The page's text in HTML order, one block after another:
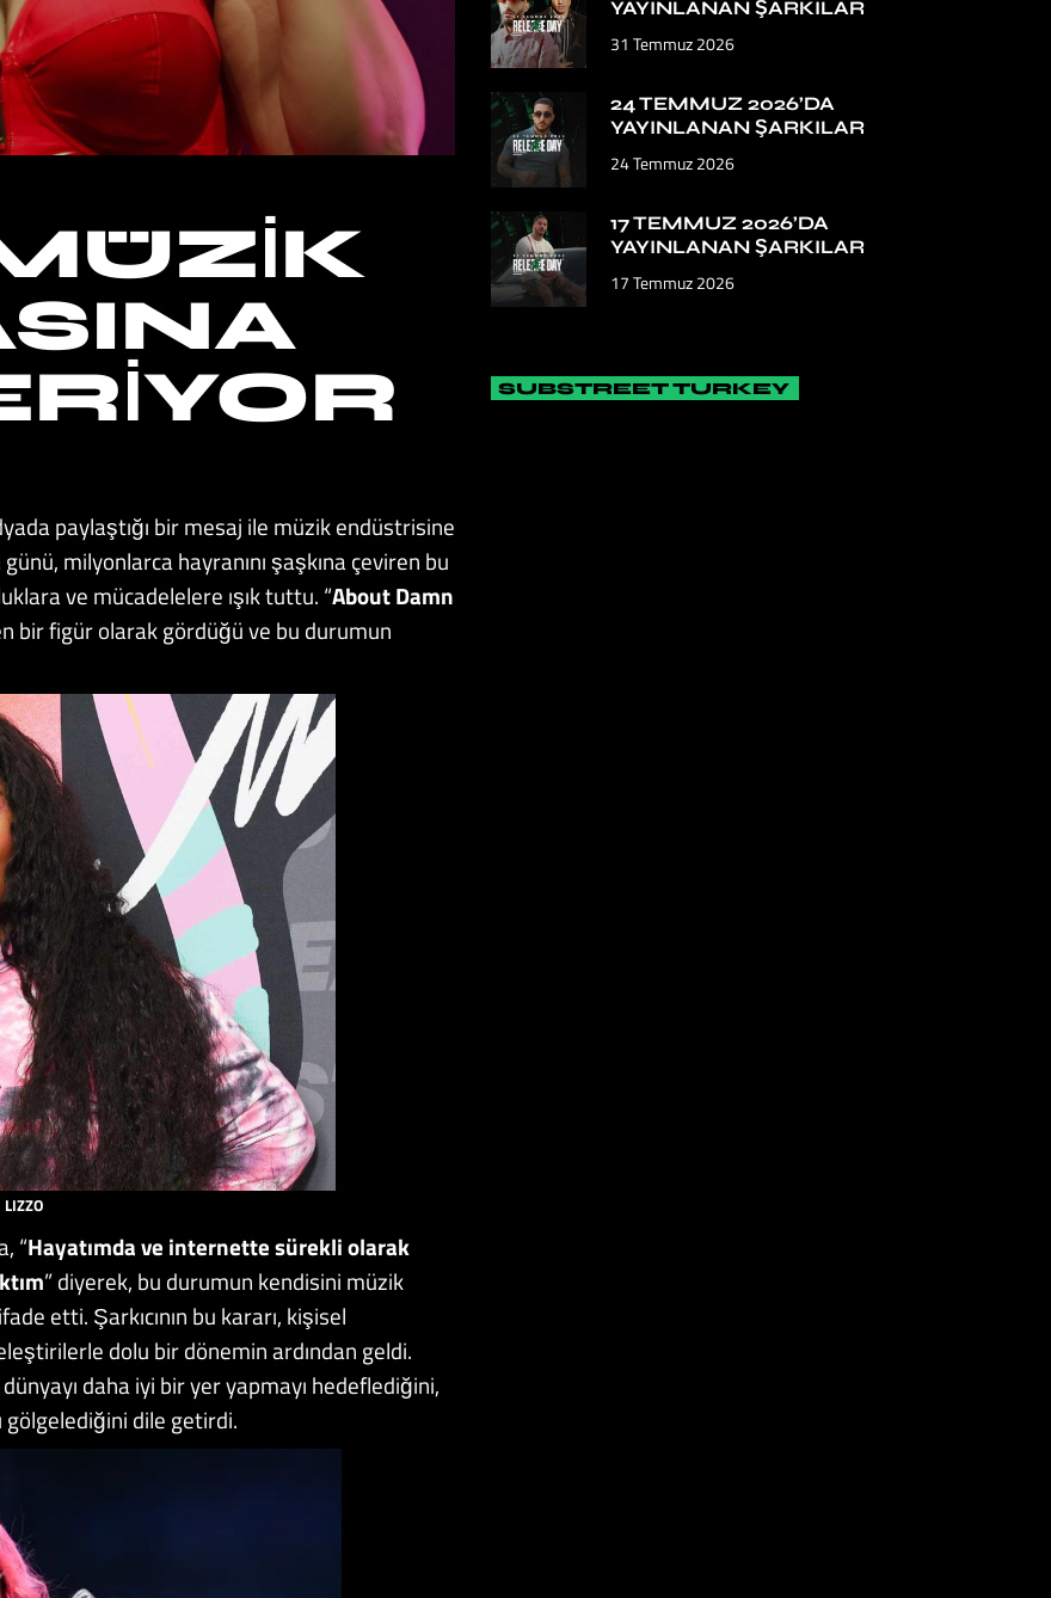
paylaştığı bir mesaj ile müzik endüstrisine
günü, milyonlarca hayranını şaşkına çeviren bu
ve mücadelelere ışık tuttu. “About Damn
bir figür olarak gördüğü ve bu durumun
LIZZO
“Hayatımda ve internette sürekli olarak
” diyerek, bu durumun kendisini müzik
etti. Şarkıcının bu kararı, kişisel
dolu bir dönemin ardından geldi.
daha iyi bir yer yapmayı hedeflediğini,
gölgelediğini dile getirdi.
YAYINLANAN ŞARKILAR
31 Temmuz 2026
24 TEMMUZ 2026’DA
YAYINLANAN ŞARKILAR
24 Temmuz 2026
17 TEMMUZ 2026’DA
YAYINLANAN ŞARKILAR
17 Temmuz 2026
SUBSTREET TURKEY